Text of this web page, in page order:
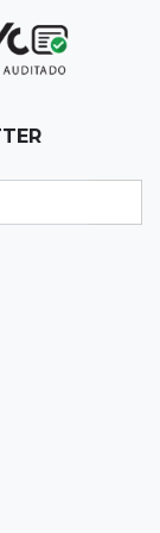
por
estaduais